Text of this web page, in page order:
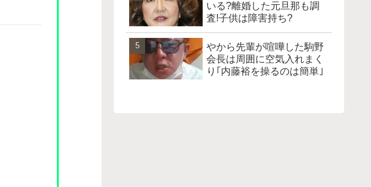
いる?離婚した元旦那も調
査!子供は障害持ち?
やから先輩が喧嘩した駒野
会長は周囲に空気入れまく
り｢内藤裕を操るのは簡単｣